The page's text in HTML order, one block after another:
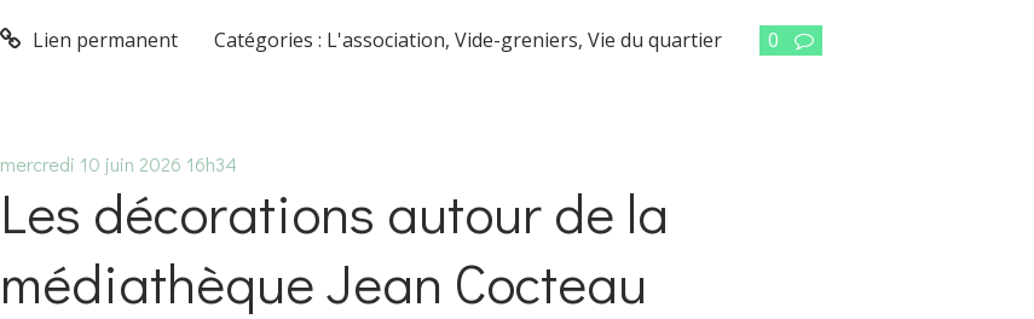
Lien permanent Catégories : L'association,Vide-greniers,Vie du quartier 0
mercredi 10 juin 2026 16h34
Les décorations autour de la
médiathèque Jean Cocteau